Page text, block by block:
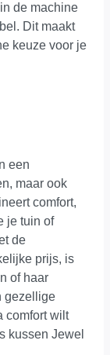
de machine
Dit maakt
keuze voor je
een
maar ook
comfort,
je tuin of
de
prijs, is
of haar
gezellige
comfort wilt
kussen Jewel